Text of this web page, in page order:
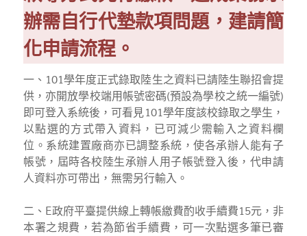
辦需自行代墊款項問題，建請簡
化申請流程。
一、101學年度正式錄取陸生之資料已請陸生聯招會提
供，亦開放學校端用帳號密碼(預設為學校之統一編號)
即可登入系統後，可看見101學年度該校錄取之學生，
以點選的方式帶入資料，已可減少需輸入之資料欄
位。系統建置廠商亦已調整系統，使各承辦人能有子
帳號，屆時各校陸生承辦人用子帳號登入後，代申請
人資料亦可帶出，無需另行輸入。
二、E政府平臺提供線上轉帳繳費酌收手續費15元，非
本署之規費，若為節省手續費，可一次點選多筆已審